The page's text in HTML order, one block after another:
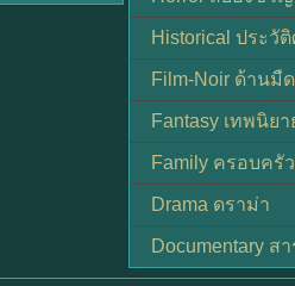
Historical ประวั
Film-Noir ด้านมื
Fantasy เทพนิยา
Family ครอบครัว
Drama ดราม่า
Documentary ส